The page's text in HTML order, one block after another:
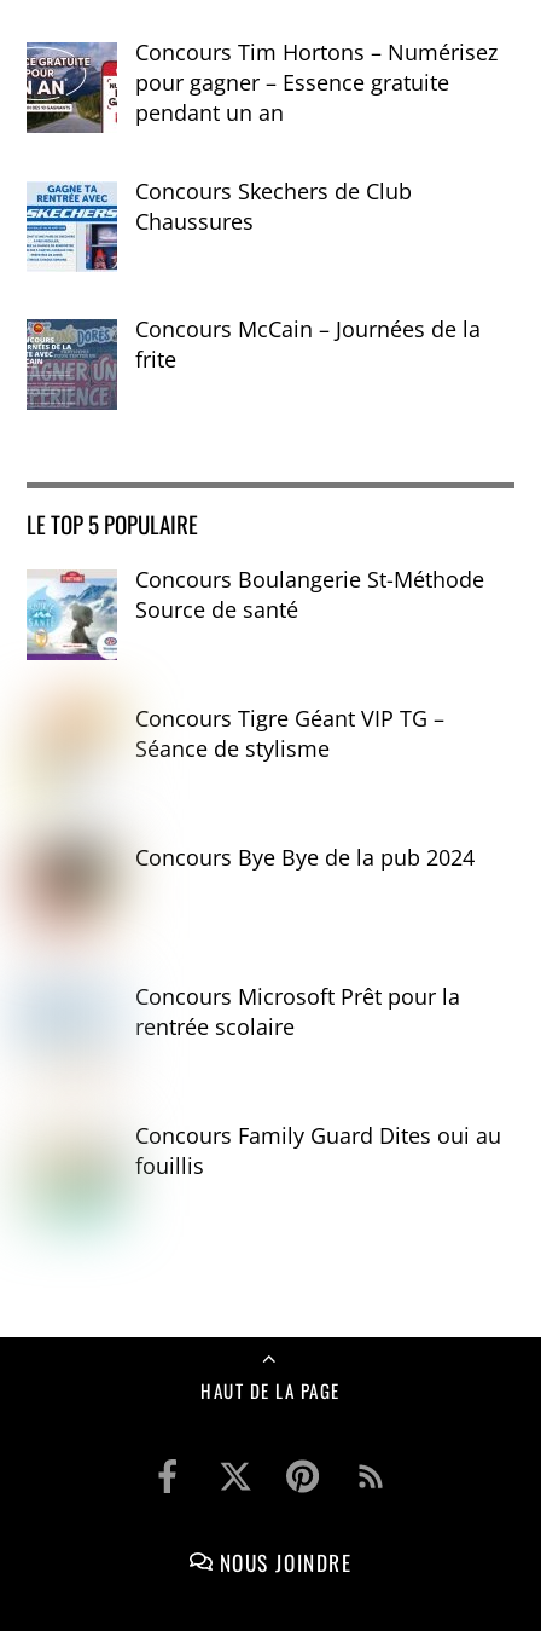
Concours Tim Hortons – Numérisez
pour gagner – Essence gratuite
pendant un an
Concours Skechers de Club
Chaussures
Concours McCain – Journées de la
frite
LE TOP 5 POPULAIRE
Concours Boulangerie St-Méthode
Source de santé
Concours Tigre Géant VIP TG –
Séance de stylisme
Concours Bye Bye de la pub 2024
Concours Microsoft Prêt pour la
rentrée scolaire
Concours Family Guard Dites oui au
fouillis
HAUT DE LA PAGE
NOUS JOINDRE